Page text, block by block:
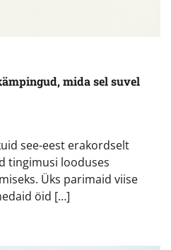
mida sel suvel
see-eest erakordselt
tingimusi looduses
Üks parimaid viise
öid […]